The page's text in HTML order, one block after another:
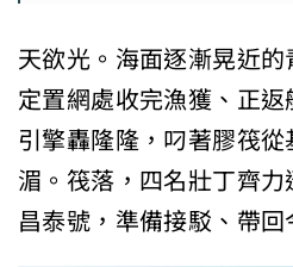
天欲光。海面逐漸晃近
定置網處收完漁獲、正
引擎轟隆隆，叼著膠筏
湄。筏落，四名壯丁齊
昌泰號，準備接駁、帶